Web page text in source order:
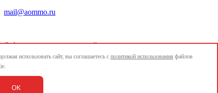
mail@aommo.ru
© Ассоциация организаций по реализации национальных
проектов и достижению национальных целей развития
mail@aommo.ru
использовать сайт, вы соглашаетесь с политикой использования файлов
OK